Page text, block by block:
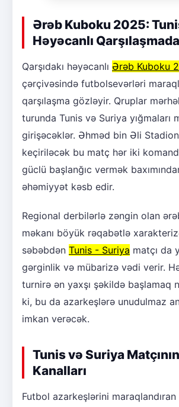
Ərəb Kuboku 2025:
Həyəcanlı Qarşılaşmada
Qarşıdakı həyəcanlı Ərəb Kuboku
çərçivəsində futbolsevərləri
qarşılaşma gözləyir. Qruplar
turunda Tunis və Suriya yığmaları
girişəcəklər. Əhməd bin Əli
keçiriləcək bu matç hər iki
güclü başlanğıc vermək
əhəmiyyət kəsb edir.
Regional derbilərlə zəngin olan
məkanı böyük rəqabətlə
səbəbdən Tunis - Suriya matçı da
gərginlik və mübarizə vədi verir.
turnirə ən yaxşı şəkildə başlamaq
ki, bu da azarkeşlərə unudulmaz
imkan verəcək.
Tunis və Suriya
Kanalları
Futbol azarkeşlərini maraqlandıran